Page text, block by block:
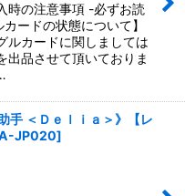
時の注意事項 -必ずお読
ードの状態について】
ルカードに関しましては
出品させて頂いておりま
手 ＜Ｄｅｌｉａ＞》【レ
JP020]